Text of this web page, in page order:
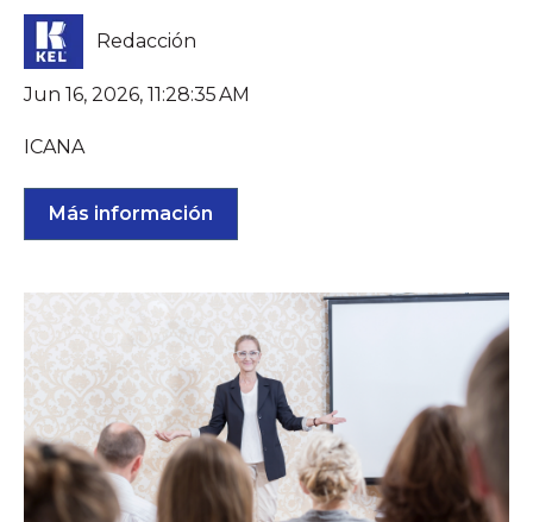
Redacción
Jun 16, 2026, 11:28:35 AM
ICANA
Más información